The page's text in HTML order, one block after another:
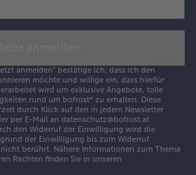
anmelden" bestätige ich, dass ich den
möchte und willige ein, dass hierfür
wird um exklusive Angebote, tolle
rund um bofrost* zu erhalten. Diese
durch Klick auf den in jedem Newsletter
per E-Mail an datenschutz@bofrost.at
den Widerruf der Einwilligung wird die
der Einwilligung bis zum Widerruf
berührt. Nähere Informationen zum Thema
Rechten finden Sie in unseren